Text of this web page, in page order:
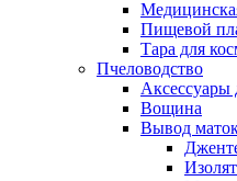
Пищевой
Тара для
Пчеловодство
Аксессуары
Вощина
Вывод